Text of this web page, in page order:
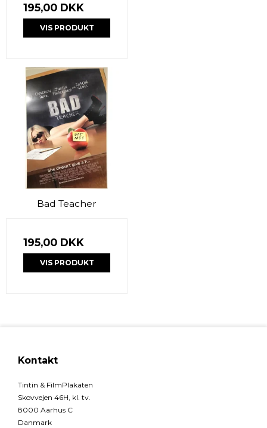
195,00 DKK
VIS PRODUKT
Bad Teacher
195,00 DKK
VIS PRODUKT
Kontakt
Tintin & FilmPlakaten
Skovvejen 46H, kl. tv.
8000 Aarhus C
Danmark